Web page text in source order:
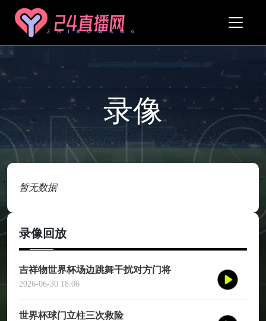
录像
暂无数据
录像回放
吉祥物世界杯场边跳舞干扰对方门将
2026-06-30 18:06
世界杯球门立柱三次救险